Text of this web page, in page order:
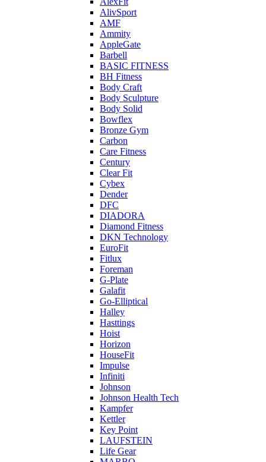
AlivSport
AMF
Ammity
AppleGate
Barbell
BASIC FITNESS
BH Fitness
Body Craft
Body Sculpture
Body Solid
Bowflex
Bronze Gym
Carbon
Care Fitness
Century
Clear Fit
Cybex
Dender
DFC
DIADORA
Diamond Fitness
DKN Technology
EuroFit
Fitlux
Foreman
G-Plate
Galafit
Go-Elliptical
Halley
Hasttings
Hoist
Horizon
HouseFit
Impulse
Infiniti
Johnson
Johnson Health Tech
Kampfer
Kettler
Key Point
LAUFSTEIN
Life Gear